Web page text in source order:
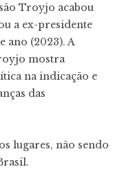
Troyjo acabou
a ex-presidente
ano (2023). A
mostra
na indicação e
das
lugares, não sendo